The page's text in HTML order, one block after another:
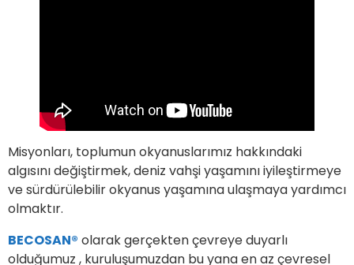
Misyonları, toplumun okyanuslarımız hakkındaki
algısını değiştirmek, deniz vahşi yaşamını iyileştirmeye
ve sürdürülebilir okyanus yaşamına ulaşmaya yardımcı
olmaktır.
BECOSAN® olarak gerçekten çevreye duyarlı
olduğumuz , kuruluşumuzdan bu yana en az çevresel